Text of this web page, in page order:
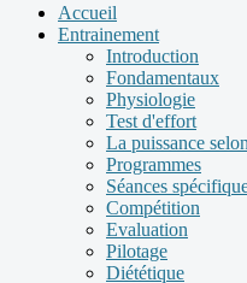
Accueil
Entrainement
Introduction
Fondamentaux
Physiologie
Test d'effort
La puissance
Programmes
Séances
Compétition
Evaluation
Pilotage
Diététique